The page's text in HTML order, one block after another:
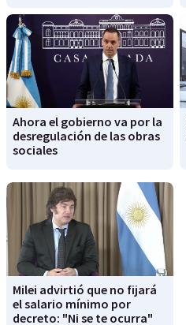
Ahora el gobierno va por la
desregulación de las obras
sociales
Milei advirtió que no fijará
el salario mínimo por
decreto: "Ni se te ocurra"